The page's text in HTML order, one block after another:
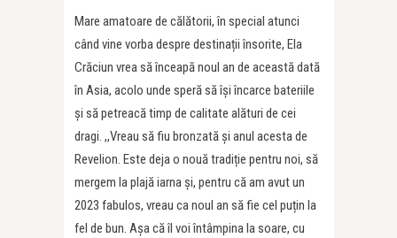
Mare amatoare de călătorii, în special atunci
când vine vorba despre destinații însorite, Ela
Crăciun vrea să înceapă noul an de această dată
în Asia, acolo unde speră să își încarce bateriile
și să petreacă timp de calitate alături de cei
dragi. ,,Vreau să fiu bronzată și anul acesta de
Revelion. Este deja o nouă tradiție pentru noi, să
mergem la plajă iarna și, pentru că am avut un
2023 fabulos, vreau ca noul an să fie cel puțin la
fel de bun. Așa că îl voi întâmpina la soare, cu